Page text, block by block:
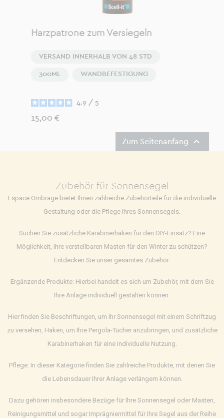
Harzpatrone zum Versiegeln
VERSAND INNERHALB VON 48 STD
300ML WANDBEFESTIGUNG
4.9 / 5
Preis
15,00 €
Zum Seitenanfang 
Zubehör für Sonnensegel
Espace Ombrage bietet Ihnen zahlreiche Zubehörteile für die individuelle
Gestaltung oder die Pflege Ihres Sonnensegels.
Suchen Sie zusätzliche Karabinerhaken für den DIY-Einsatz? Eine
Möglichkeit, Ihre verstellbaren Masten für den Winter zu schützen?
Entdecken Sie unser gesamtes Zubehör.
Ergänzende Produkte: Hierbei handelt es sich um Zubehör, mit dem Sie
Ihre Anlage individuell gestalten können.
Hier finden Sie Beschriftungen, um Ihr Sonnensegel mit einem Schriftzug
zu versehen, Haken, um Ihre Pergola-Tücher anzubringen, und zusätzliche
Karabinerhaken für eine individuelle Nutzung.
Pflege: In dieser Kategorie finden Sie zahlreiche Produkte, mit denen Sie
die Lebensdauer Ihrer Anlage verlängern können.
Dazu gehören insbesondere Bezüge für Ihre Sonnensegel oder Masten,
Reinigungsmittel und sogar Imprägniermittel für Ihre Segel aus der Reihe